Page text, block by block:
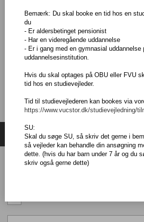
Du skal som hovedregel være fyldt 25 år,
Hvis du vil vide mere, så kontakt en af vores
Dertil skal du have danskfaglige
fagene dansk som andetsprog, niveau
Søg hold
Bemærk: Du skal booke en tid hos en
du
- Er aldersbetinget pensionist
- Har en videregående uddannelse
- Er i gang med en gymnasial uddannelse
uddannelsesinstitution.
Hvis du skal optages på OBU eller FVU
tid hos en studievejleder.
Tid til studievejlederen kan bookes via
https://www.vucstor.dk/studievejledning/
SU:
Skal du søge SU, så skriv det gerne i
så vejleder kan behandle din ansøgning
dette. (hvis du har barn under 7 år og du
skriv også gerne dette)